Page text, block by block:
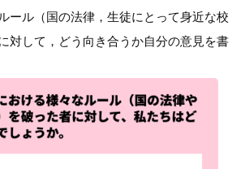
ール（国の法律，生徒にとって身近な校
対して，どう向き合うか自分の意見を書